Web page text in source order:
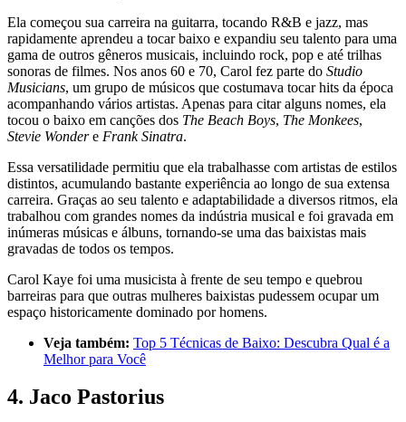
Ela começou sua carreira na guitarra, tocando R&B e jazz, mas
rapidamente aprendeu a tocar baixo e expandiu seu talento para uma
gama de outros gêneros musicais, incluindo rock, pop e até trilhas
sonoras de filmes. Nos anos 60 e 70, Carol fez parte do Studio
Musicians, um grupo de músicos que costumava tocar hits da época
acompanhando vários artistas. Apenas para citar alguns nomes, ela
tocou o baixo em canções dos The Beach Boys, The Monkees,
Stevie Wondere Frank Sinatra.
Essa versatilidade permitiu que ela trabalhasse com artistas de estilos
distintos, acumulando bastante experiência ao longo de sua extensa
carreira. Graças ao seu talento e adaptabilidade a diversos ritmos, ela
trabalhou com grandes nomes da indústria musical e foi gravada em
inúmeras músicas e álbuns, tornando-se uma das baixistas mais
gravadas de todos os tempos.
Carol Kaye foi uma musicista à frente de seu tempo e quebrou
barreiras para que outras mulheres baixistas pudessem ocupar um
espaço historicamente dominado por homens.
Veja também: Top 5 Técnicas de Baixo: Descubra Qual é a
Melhor para Você
4. Jaco Pastorius